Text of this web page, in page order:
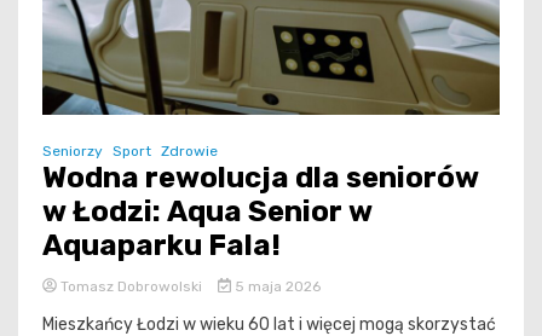
Seniorzy Sport Zdrowie
Wodna rewolucja dla seniorów
w Łodzi: Aqua Senior w
Aquaparku Fala!
Tomasz Dobrowolski 5 maja 2026
Mieszkańcy Łodzi w wieku 60 lat i więcej mogą skorzystać